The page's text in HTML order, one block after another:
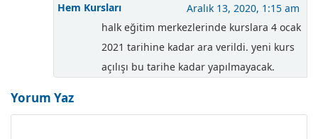
Hem Kursları
Aralık 13, 2020, 1:15 am
halk eğitim merkezlerinde kurslara 4 ocak
2021 tarihine kadar ara verildi. yeni kurs
açılışı bu tarihe kadar yapılmayacak.
Yorum Yaz